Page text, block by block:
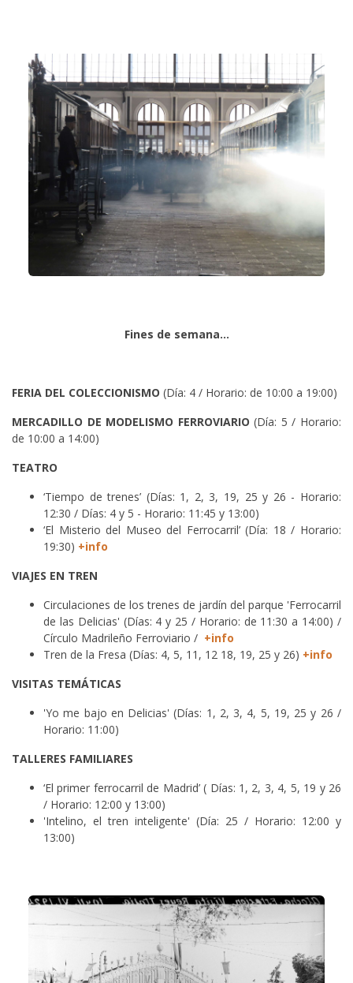
Fines de semana…
FERIA DEL COLECCIONISMO (Día: 4 / Horario: de 10:00 a 19:00)
MERCADILLO DE MODELISMO FERROVIARIO (Día: 5 / Horario:
de 10:00 a 14:00)
TEATRO
‘Tiempo de trenes’ (Días: 1, 2, 3, 19, 25 y 26 - Horario:
12:30 / Días: 4 y 5 - Horario: 11:45 y 13:00)
‘El Misterio del Museo del Ferrocarril’ (Día: 18 / Horario:
19:30) +info
VIAJES EN TREN
Circulaciones de los trenes de jardín del parque 'Ferrocarril
de las Delicias' (Días: 4 y 25 / Horario: de 11:30 a 14:00) /
Círculo Madrileño Ferroviario / +info
Tren de la Fresa (Días: 4, 5, 11, 12 18, 19, 25 y 26) +info
VISITAS TEMÁTICAS
'Yo me bajo en Delicias' (Días: 1, 2, 3, 4, 5, 19, 25 y 26 /
Horario: 11:00)
TALLERES FAMILIARES
‘El primer ferrocarril de Madrid’ ( Días: 1, 2, 3, 4, 5, 19 y 26
/ Horario: 12:00 y 13:00)
'Intelino, el tren inteligente' (Día: 25 / Horario: 12:00 y
13:00)